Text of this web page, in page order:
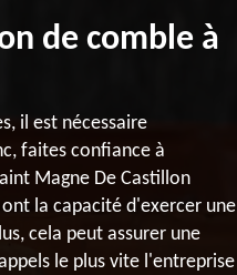
de comble à
il est nécessaire
faites confiance à
Magne De Castillon
la capacité d'exercer une
cela peut assurer une
le plus vite l'entreprise